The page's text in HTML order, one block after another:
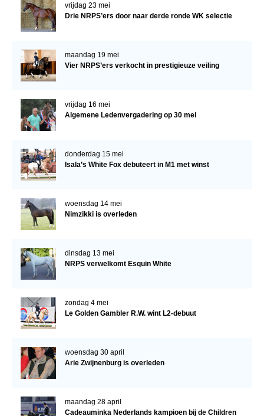
vrijdag 23 mei
Drie NRPS’ers door naar derde ronde WK selectie
maandag 19 mei
Vier NRPS’ers verkocht in prestigieuze veiling
vrijdag 16 mei
Algemene Ledenvergadering op 30 mei
donderdag 15 mei
Isala’s White Fox debuteert in M1 met winst
woensdag 14 mei
Nimzikki is overleden
dinsdag 13 mei
NRPS verwelkomt Esquin White
zondag 4 mei
Le Golden Gambler R.W. wint L2-debuut
woensdag 30 april
Arie Zwijnenburg is overleden
maandag 28 april
Cadeauminka Nederlands kampioen bij de Children